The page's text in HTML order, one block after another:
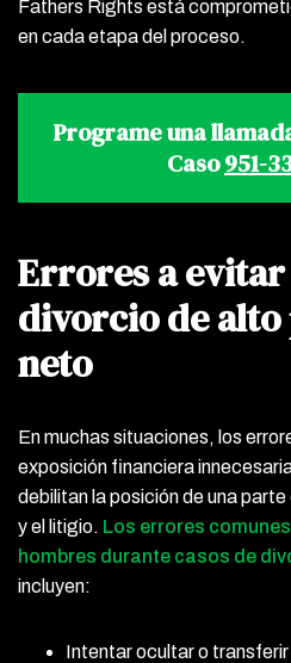
Fathers Rights está
en cada etapa del proceso.
Programe una
Caso951-
Errores a
divorcio de
neto
En muchas situaciones, los
exposición financiera
debilitan la posición de una
y el litigio. Los errores
hombres durante casos de
incluyen:
Intentar ocultar o